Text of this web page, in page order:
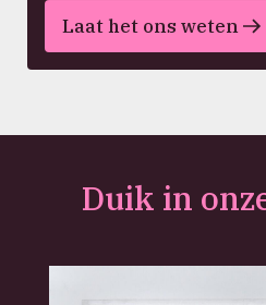
Laat het ons weten
Duik in